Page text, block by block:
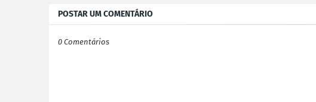
POSTAR UM COMENTÁRIO
0 Comentários